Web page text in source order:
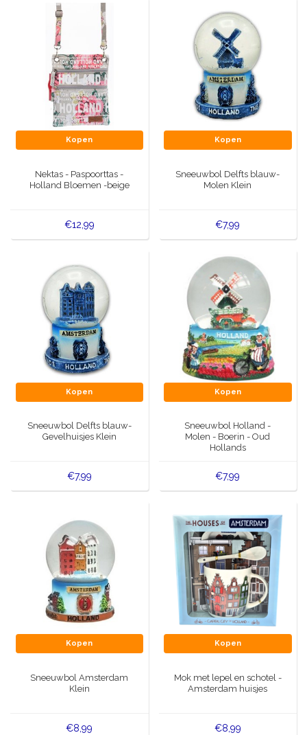
Kopen
Nektas - Paspoorttas -
Holland Bloemen -beige
€12,99
Kopen
Sneeuwbol Delfts blauw-
Molen Klein
€7,99
Kopen
Sneeuwbol Delfts blauw-
Gevelhuisjes Klein
€7,99
Kopen
Sneeuwbol Holland -
Molen - Boerin - Oud
Hollands
€7,99
Kopen
Sneeuwbol Amsterdam
Klein
€8,99
Kopen
Mok met lepel en schotel -
Amsterdam huisjes
€8,99